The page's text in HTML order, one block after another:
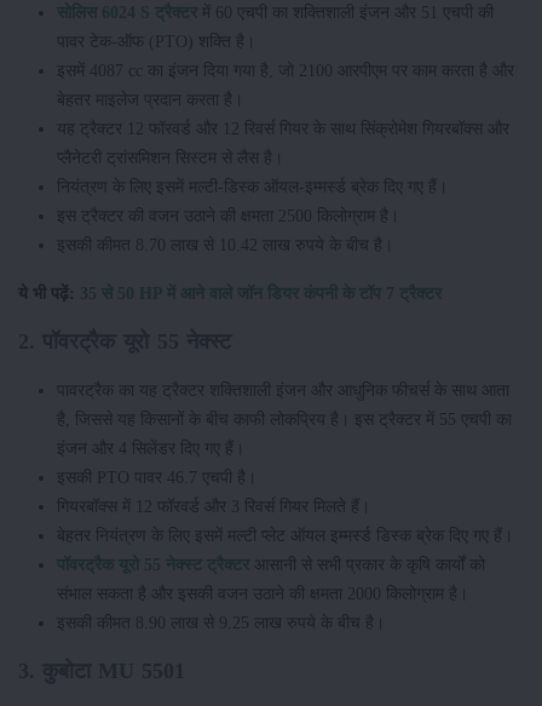
सोलिस 6024 S ट्रैक्टर में 60 एचपी का शक्तिशाली इंजन और 51 एचपी की
पावर टेक-ऑफ (PTO) शक्ति है।
इसमें 4087 cc का इंजन दिया गया है, जो 2100 आरपीएम पर काम करता है और
बेहतर माइलेज प्रदान करता है।
यह ट्रैक्टर 12 फॉरवर्ड और 12 रिवर्स गियर के साथ सिंक्रोमेश गियरबॉक्स और
प्लैनेटरी ट्रांसमिशन सिस्टम से लैस है।
नियंत्रण के लिए इसमें मल्टी-डिस्क ऑयल-इम्मर्स्ड ब्रेक दिए गए हैं।
इस ट्रैक्टर की वजन उठाने की क्षमता 2500 किलोग्राम है।
इसकी कीमत 8.70 लाख से 10.42 लाख रुपये के बीच है।
ये भी पढ़ें: 35 से 50 HP में आने वाले जॉन डियर कंपनी के टॉप 7 ट्रैक्टर
पावरट्रैक का यह ट्रैक्टर शक्तिशाली इंजन और आधुनिक फीचर्स के साथ आता
है, जिससे यह किसानों के बीच काफी लोकप्रिय है। इस ट्रैक्टर में 55 एचपी का
इंजन और 4 सिलेंडर दिए गए हैं।
इसकी PTO पावर 46.7 एचपी है।
गियरबॉक्स में 12 फॉरवर्ड और 3 रिवर्स गियर मिलते हैं।
बेहतर नियंत्रण के लिए इसमें मल्टी प्लेट ऑयल इम्मर्स्ड डिस्क ब्रेक दिए गए हैं।
पॉवरट्रैक यूरो 55 नेक्स्ट ट्रैक्टर आसानी से सभी प्रकार के कृषि कार्यों को
संभाल सकता है और इसकी वजन उठाने की क्षमता 2000 किलोग्राम है।
इसकी कीमत 8.90 लाख से 9.25 लाख रुपये के बीच है।